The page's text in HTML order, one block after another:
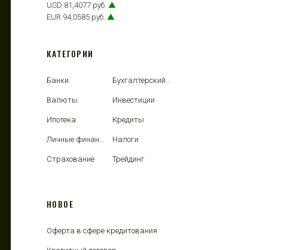
USD 81,4077 руб. ▲
EUR 94,0585 руб. ▲
КАТЕГОРИИ
Банки Бухгалтерский учет
Валюты Инвестиции
Ипотека Кредиты
Личные финансы Налоги
Страхование Трейдинг
НОВОЕ
Оферта в сфере кредитования